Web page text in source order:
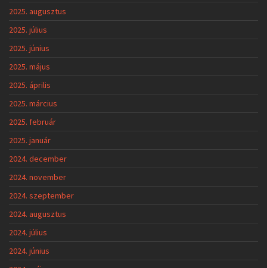
2025. augusztus
2025. július
2025. június
2025. május
2025. április
2025. március
2025. február
2025. január
2024. december
2024. november
2024. szeptember
2024. augusztus
2024. július
2024. június